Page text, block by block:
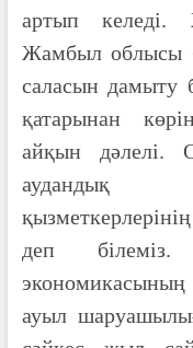
артып келеді.
Жамбыл облысы
саласын дамыту
қатарынан
айқын дәлелі.
аудандық
деп
экономикасының
ауыл